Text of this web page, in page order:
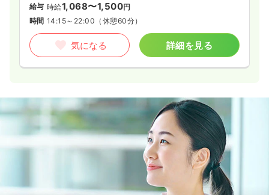
給与 時給1,068〜1,500円
時間 14:15～22:00 （休憩60分）
気になる 詳細を見る